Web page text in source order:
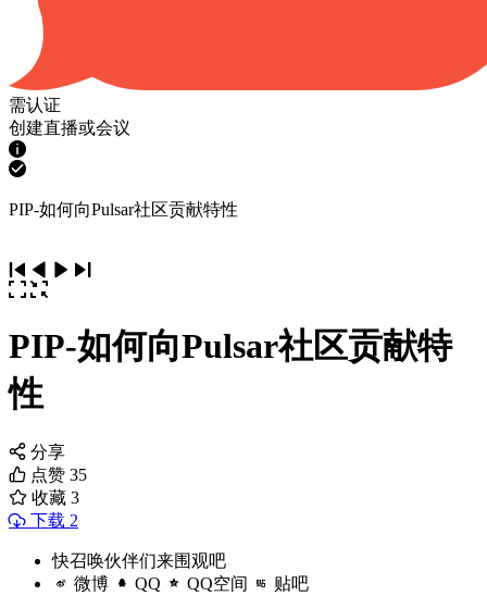
需认证
创建直播或会议
PIP-如何向Pulsar社区贡献特性
PIP-如何向Pulsar社区贡献特
性
分享
点赞 35
收藏 3
下载 2
快召唤伙伴们来围观吧
微博 QQ QQ空间 贴吧